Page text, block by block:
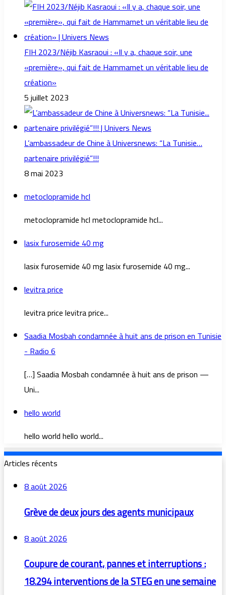
FIH 2023/Néjib Kasraoui : «Il y a, chaque soir, une
«première», qui fait de Hammamet un véritable lieu de
création»
5 juillet 2023
L’ambassadeur de Chine à Universnews: “La Tunisie…
partenaire privilégié”!!!
8 mai 2023
metoclopramide hcl
metoclopramide hcl metoclopramide hcl...
lasix furosemide 40 mg
lasix furosemide 40 mg lasix furosemide 40 mg...
levitra price
levitra price levitra price...
Saadia Mosbah condamnée à huit ans de prison en Tunisie
- Radio 6
[…] Saadia Mosbah condamnée à huit ans de prison —
Uni...
hello world
hello world hello world...
Articles récents
8 août 2026
Grève de deux jours des agents municipaux
8 août 2026
Coupure de courant, pannes et interruptions :
18.294 interventions de la STEG en une semaine